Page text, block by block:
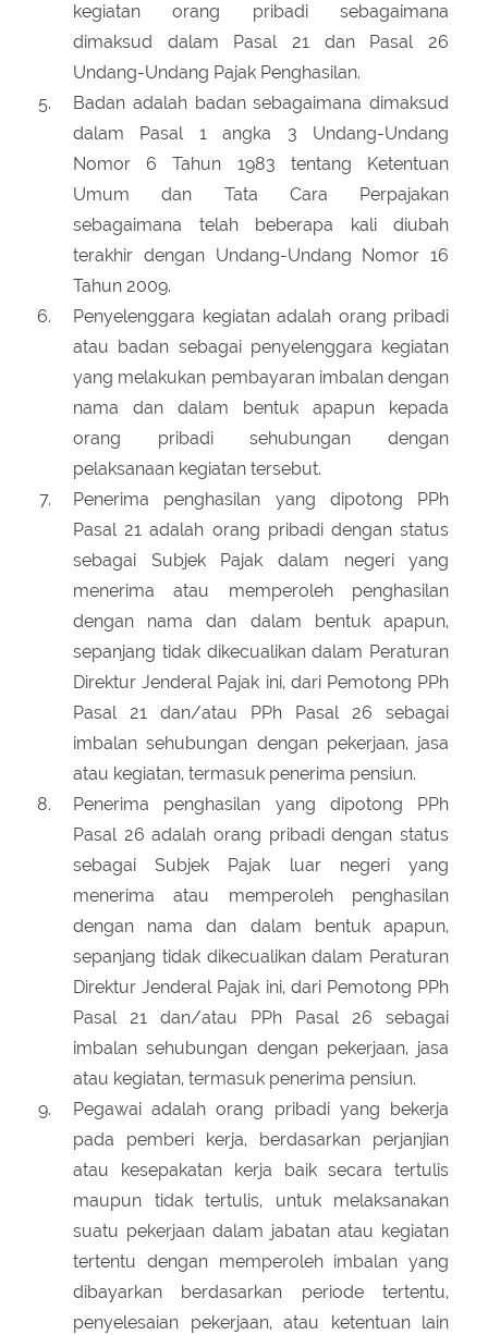
kegiatan orang pribadi sebagaimana
dimaksud dalam Pasal 21 dan Pasal 26
Undang-Undang Pajak Penghasilan.
Badan adalah badan sebagaimana dimaksud
dalam Pasal 1 angka 3 Undang-Undang
Nomor 6 Tahun 1983 tentang Ketentuan
Umum dan Tata Cara Perpajakan
sebagaimana telah beberapa kali diubah
terakhir dengan Undang-Undang Nomor 16
Tahun 2009.
Penyelenggara kegiatan adalah orang pribadi
atau badan sebagai penyelenggara kegiatan
yang melakukan pembayaran imbalan dengan
nama dan dalam bentuk apapun kepada
orang pribadi sehubungan dengan
pelaksanaan kegiatan tersebut.
Penerima penghasilan yang dipotong PPh
Pasal 21 adalah orang pribadi dengan status
sebagai Subjek Pajak dalam negeri yang
menerima atau memperoleh penghasilan
dengan nama dan dalam bentuk apapun,
sepanjang tidak dikecualikan dalam Peraturan
Direktur Jenderal Pajak ini, dari Pemotong PPh
Pasal 21 dan/atau PPh Pasal 26 sebagai
imbalan sehubungan dengan pekerjaan, jasa
atau kegiatan, termasuk penerima pensiun.
Penerima penghasilan yang dipotong PPh
Pasal 26 adalah orang pribadi dengan status
sebagai Subjek Pajak luar negeri yang
menerima atau memperoleh penghasilan
dengan nama dan dalam bentuk apapun,
sepanjang tidak dikecualikan dalam Peraturan
Direktur Jenderal Pajak ini, dari Pemotong PPh
Pasal 21 dan/atau PPh Pasal 26 sebagai
imbalan sehubungan dengan pekerjaan, jasa
atau kegiatan, termasuk penerima pensiun.
Pegawai adalah orang pribadi yang bekerja
pada pemberi kerja, berdasarkan perjanjian
atau kesepakatan kerja baik secara tertulis
maupun tidak tertulis, untuk melaksanakan
suatu pekerjaan dalam jabatan atau kegiatan
tertentu dengan memperoleh imbalan yang
dibayarkan berdasarkan periode tertentu,
penyelesaian pekerjaan, atau ketentuan lain